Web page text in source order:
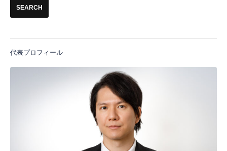
代表プロフィール